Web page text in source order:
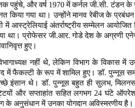
पहुंचे, और वर्ष 1970 में कर्नल जी.सी. टंडन के
किया गया था। उन्होंने मानव रेबीज के
में आस्ट्रेलियाई अंतर्राष्ट्रीय सम्मेलन
था। प्रोफेसर जी.आर. गोडे देश के अग्रणी
हुए।
नहीं थे, लेकिन विभाग के विकास
में फैकल्टी के रूप में शामिल हुए। डॉ. पुन्नूस
इंसान थे। डॉ. पुन्नूस बहुत ही सुलभ,
और सप्ताहांत सहित लगभग 24 घंटे
के अनुसंधान में उनका योगदान अविस्मरणीय